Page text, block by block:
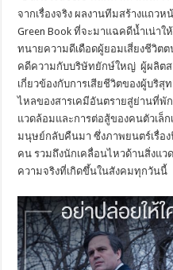
จากเรื่องจริง ผลงานทีมสร้างแถวห
Green Book ที่จะมาแฉคดีน้ำเน่าใ
ทนายความดีเดือดผู้ยอมเสี่ยงชีวิต
คดีความกับบริษัทยักษ์ใหญ่ ผู้ผลิต
เกี่ยวข้องกับการเสียชีวิตของผู้บริสุ
ไหลของสารเคมีอันตรายสู่ย่านที่
แวดล้อมและการต่อสู้ของคนตัวเล็
มนุษย์กลับคืนมา ซึ่งภาพยนตร์เรื่อ
คน รวมถึงนักเคลื่อนไหวด้านสิ่งแ
ความจริงที่เกิดขึ้นในสังคมทุกวันนี้